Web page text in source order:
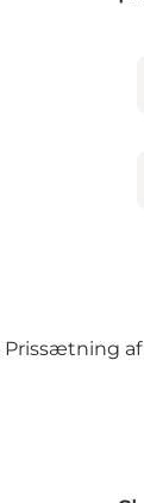
Prissætning